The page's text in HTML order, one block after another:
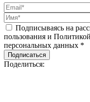
Подписываясь на
пользования и
персональных данных *
Подписаться
Поделиться: